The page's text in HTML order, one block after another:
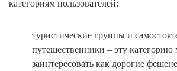
категориям пользователей:
туристические группы и
путешественники – эту категорию
заинтересовать как дорогие